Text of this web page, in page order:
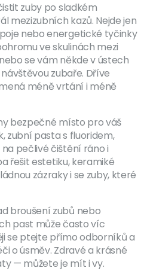
zuby po sladkém
mezizubních kazů. Nejde jen
nebo energetické tyčinky
ve skulinách mezi
se vám někde v ústech
zubaře. Dříve
méně vrtání i méně
bezpečné místo pro váš
zubní pasta s fluoridem,
pečlivé čištění ráno i
řešit estetiku, keramiké
zázraky i se zuby, které
broušení zubů nebo
past může často víc
se ptejte přímo odborníků a
o úsměv. Zdravé a krásné
— můžete je mít i vy.